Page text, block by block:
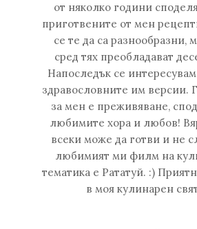
от няколко години
приготвените от мен
се те да са разнообразни,
сред тях преобладават
Напоследък се
здравословните им версии.
за мен е преживяване,
любимите хора и любов!
всеки може да готви и не
любимият ми филм на
тематика е Рататуй. :)
в моя кулинарен